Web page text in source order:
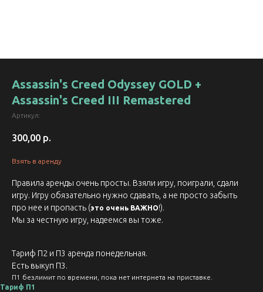
Assassin's Creed Odyssey GOLD +
Assassin's Creed III Remastered
Артикул:
300,00 р.
Взять в аренду
Правила аренды очень просты. Взяли игру, поиграли, сдали
игру. Игру обязательно нужно сдавать, а не просто забыть
про нее и пропасть (это очень ВАЖНО!).
Мы за честную игру, надеемся вы тоже.
Тариф П2 и П3 аренда понедельная.
Есть выкуп П3.
П1 безлимит по времени, пока нет интернета на приставке.
Тариф П1